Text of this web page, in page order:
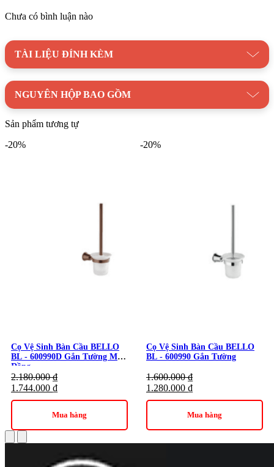
BELLO|Giá Xà Phòng BELLO & Bàn Chải
Chưa có bình luận nào
TÀI LIỆU ĐÍNH KÈM
NGUYÊN HỘP BAO GỒM
Sản phẩm tương tự
-20%
Cọ Vệ Sinh Bàn Cầu BELLO
BL - 600990D Gắn Tường Màu
Đồng
2.180.000₫
1.744.000 ₫
Mua hàng
-20%
Cọ Vệ Sinh Bàn Cầu BELLO
BL - 600990 Gắn Tường
1.600.000₫
1.280.000 ₫
Mua hàng